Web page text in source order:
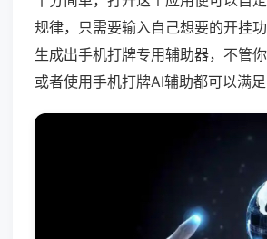
规律，只需要输入自己想要的开挂
生成出手机打牌专用辅助器，不管
或者使用手机打牌AI辅助都可以满足